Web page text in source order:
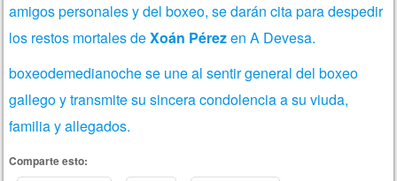
amigos personales y del boxeo, se darán cita para despedir
los restos mortales deXoán Pérezen A Devesa.
boxeodemedianoche se une al sentir general del boxeo
gallego y transmite su sincera condolencia a su viuda,
familia y allegados.
Comparte esto: